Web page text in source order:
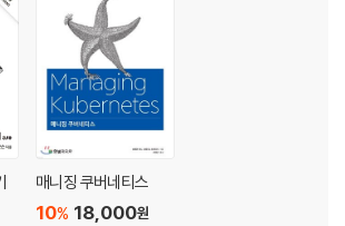
사례
링과 로깅
개요
매니징 쿠버네티스
18,000원
10%